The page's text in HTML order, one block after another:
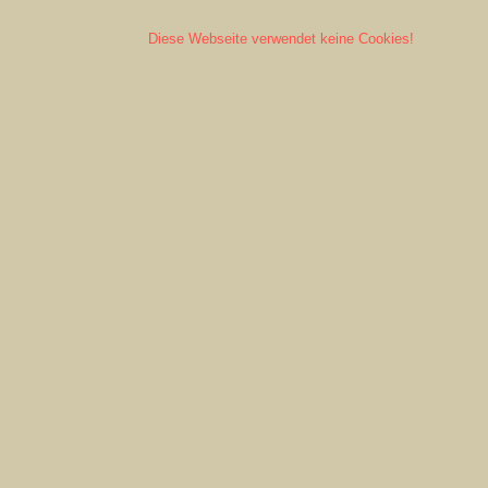
Diese Webseite verwendet keine Cookies!